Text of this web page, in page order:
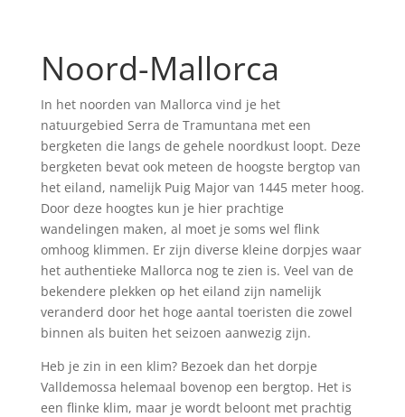
Noord-Mallorca
In het noorden van Mallorca vind je het
natuurgebied Serra de Tramuntana met een
bergketen die langs de gehele noordkust loopt. Deze
bergketen bevat ook meteen de hoogste bergtop van
het eiland, namelijk Puig Major van 1445 meter hoog.
Door deze hoogtes kun je hier prachtige
wandelingen maken, al moet je soms wel flink
omhoog klimmen. Er zijn diverse kleine dorpjes waar
het authentieke Mallorca nog te zien is. Veel van de
bekendere plekken op het eiland zijn namelijk
veranderd door het hoge aantal toeristen die zowel
binnen als buiten het seizoen aanwezig zijn.
Heb je zin in een klim? Bezoek dan het dorpje
Valldemossa helemaal bovenop een bergtop. Het is
een flinke klim, maar je wordt beloont met prachtig